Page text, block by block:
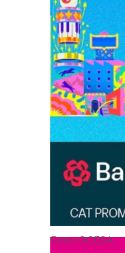
Foto: OCESA.